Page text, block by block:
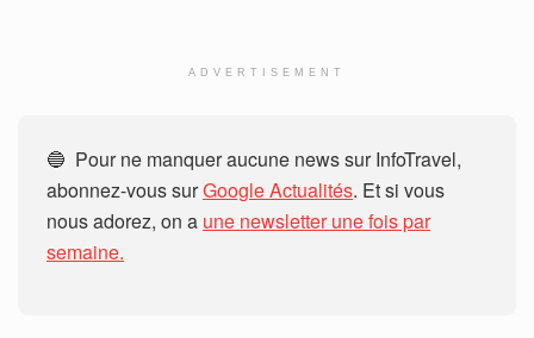
ADVERTISEMENT
🔵 Pour ne manquer aucune news sur InfoTravel,
abonnez-vous surGoogle Actualités. Et si vous
nous adorez, on a une newsletter une fois par
semaine.